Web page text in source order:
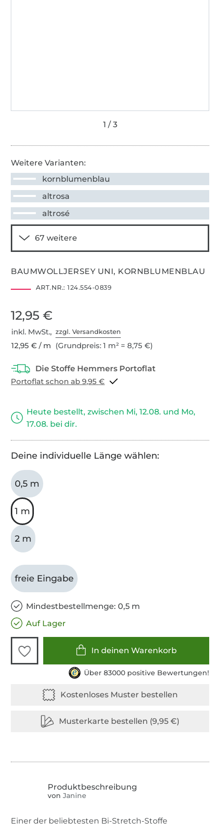
Weitere Varianten:
kornblumenblau
altrosa
altrosé
BAUMWOLLJERSEY UNI, KORNBLUMENBLAU
ART.NR.: 124.554-0839
12,95 €
inkl. MwSt.,zzgl. Versandkosten
12,95 € / m (Grundpreis: 1 m² = 8,75 €)
Portoflat schon ab 9,95 €
Heute bestellt, zwischen Mi, 12.08. und Mo,
17.08. bei dir.
Deine individuelle Länge wählen:
0,5 m
1 m
2 m
freie Eingabe
Mindestbestellmenge: 0,5 m
Auf Lager
In deinen Warenkorb
Über 83000 positive Bewertungen!
von Janine
Einer der beliebtesten Bi-Stretch-Stoffe